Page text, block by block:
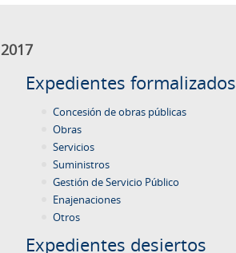
Expedientes formalizados
Concesión de obras públicas
Obras
Servicios
Suministros
Gestión de Servicio Público
Enajenaciones
Otros
Expedientes desiertos